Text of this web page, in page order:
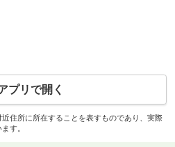
プリで開く
住所に所在することを表すものであり、実際
す。